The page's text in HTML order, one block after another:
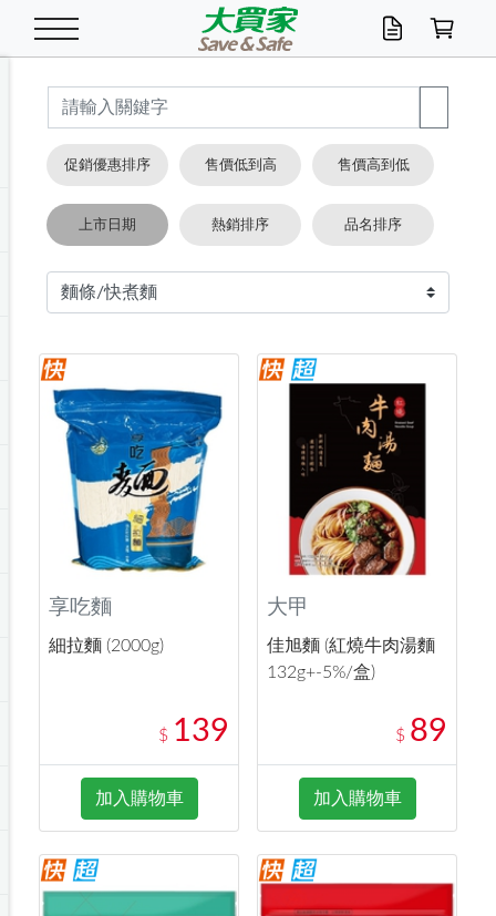
米/五穀/濃湯 米/糙米
五穀/南北貨
湯類/湯塊
油/調味料
食用油
醬油.油膏.蠔油
泡麵 / 麵條
包麵
碗麵/義大利麵
麵條/快煮麵/米粉
魚罐
醬菜/玉米罐
點心罐
休閒零嘴 初一十五拜拜懶
零嘴
堅果/海苔
美味餅乾
餅乾
糕餅/點心
糖果/巧克力
糖果/蜜餞/果凍
巧克力
茶飲料
果汁咖啡
碳酸/礦泉水
機能飲料
箱購飲料
養生保健/常備品 雞精/飲品
機能保健
▶保健品牌推薦
奶粉/穀麥片
奶粉
麥片/玉米片
沖調穀粉/隨手包
特色茶品
綠茶
紅茶
奶茶/花草茶
黑糖桂圓/蜂蜜醋
即溶咖啡
咖啡豆/粉/濾掛
可可/糖/奶精
沐浴乳香皂 沐浴乳
香皂/洗手乳
美髮造型
洗髮/護髮
造型髮品
口腔清潔
牙 刷
牙膏/漱口水
潔顏產品
卸妝/粉刺調理
開架/身體保養
臉部保養
面/眼膜
鍋具/飲水/廚房 鍋具/餐具
保鮮/微波
掃除用具/照明/五金
掃除/清潔用具
洗衣/曬衣用具
電池/延長線
修繕/五金/祭祀
傢飾/收納/衛浴
寢具/家具
收納用品
衛浴/毛巾
寵物食品
寵物清潔/百貨
衛生紙/濕巾 抽取衛生紙/濕巾
廚房紙巾/平版/
箱購免運區
衣物清潔
洗衣精
洗衣粉/皂
漂白水/柔軟精
居家清潔
廚房/餐具清潔
浴廁/水管清潔
居家清潔/除濕芳
衛生棉
成人/嬰兒紙尿褲
箱購免運區
嬰兒尿布
成人紙尿褲
廚房家電 料理鍋具
烤箱/微波/電磁爐
快煮壺/烘碗機
季節家電
除濕/清淨機
風扇/防蚊家電
生活家電
除塵家電
美容家電
電腦周邊
數位週邊
手機/平板周邊
文具/辦公用品 文具用品
辦公文具/收納
玩具/擺設小物
汽機車百貨
機車/腳踏車百貨
汽車百貨
休閒/運動
戶外/休閒用品
健身/按摩/瑜珈
測量/護具/其他
服飾內著
配件
男/女/機能包
冷凍免運 生鮮食品
調理食品
箱購免運
食品免運
清潔用品免運
居家/汽百用品
主題專區
季節活動
店長推薦
這夏不怕熱
促銷優惠排序 售價低到高 售價高到低
上市日期 熱銷排序 品名排序
享吃麵
細拉麵 (2000g)
$ 139
加入購物車
大甲
佳旭麵 (紅燒牛肉湯麵
132g+-5%/盒)
$ 89
加入購物車